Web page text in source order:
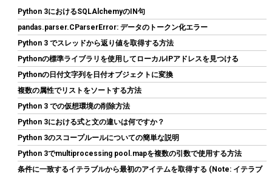
【Amazon.co.jp 限定】Western Digital ウエスタンデジタル WD
Red Plus 内蔵 HDD 8TB CMR 3.5インチ SATA 5640rpm キャッシ
ュ256MB NAS メーカー保証3年 WD80EFAX-AJP エコパッケージ
【国内正規取扱代理店】
(542395) GBP 286.57 (2026-08-07 04:03 GMT +09:00 時点 -詳細は
こちら)
Python 3におけるSQLAlchemyのIN句
pandas.parser.CParserError: データのトークン化エラー
Python 3 でスレッドから返り値を取得する方法
Pythonの標準ライブラリを使用してローカルIPアドレスを見つける
Pythonの日付文字列を日付オブジェクトに変換
複数の属性でリストをソートする方法
Python 3 での仮想環境の削除方法
Python 3における式と文の違いは何ですか？
Python 3のスコープルールについての簡単な説明
Python 3でmultiprocessing pool.mapを複数の引数で使用する方法
条件に一致するイテラブルから最初のアイテムを取得する (Note: イテラブ